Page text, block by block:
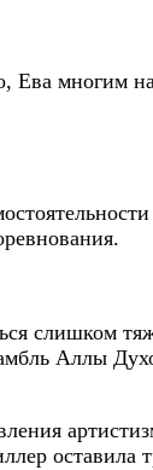
многим
слишком
Аллы
оставила